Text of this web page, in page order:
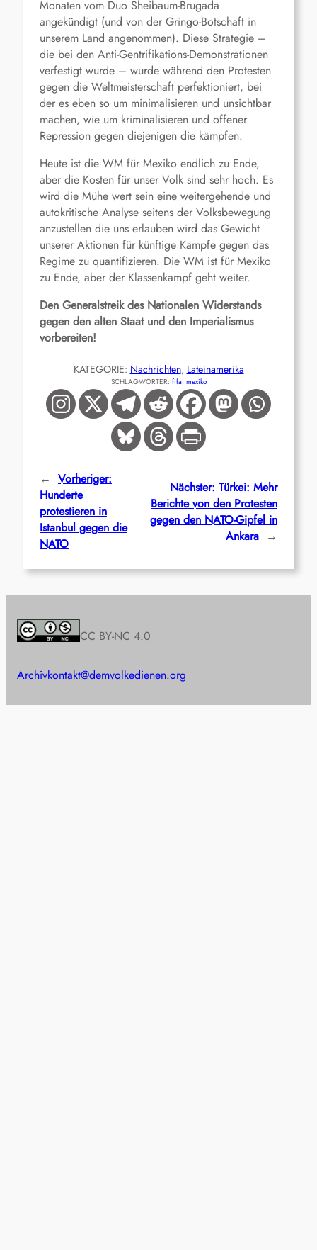
Monaten vom Duo Sheibaum-Brugada
angekündigt (und von der Gringo-Botschaft in
unserem Land angenommen). Diese Strategie –
die bei den Anti-Gentrifikations-Demonstrationen
verfestigt wurde – wurde während den Protesten
gegen die Weltmeisterschaft perfektioniert, bei
der es eben so um minimalisieren und unsichtbar
machen, wie um kriminalisieren und offener
Repression gegen diejenigen die kämpfen.
Heute ist die WM für Mexiko endlich zu Ende,
aber die Kosten für unser Volk sind sehr hoch. Es
wird die Mühe wert sein eine weitergehende und
autokritische Analyse seitens der Volksbewegung
anzustellen die uns erlauben wird das Gewicht
unserer Aktionen für künftige Kämpfe gegen das
Regime zu quantifizieren. Die WM ist für Mexiko
zu Ende, aber der Klassenkampf geht weiter.
Den Generalstreik des Nationalen Widerstands
gegen den alten Staat und den Imperialismus
vorbereiten!
KATEGORIE: Nachrichten, Lateinamerika
SCHLAGWÖRTER: fifa, mexiko
← Vorheriger:
Hunderte
protestieren in
Istanbul gegen die
NATO
Nächster: Türkei: Mehr
Berichte von den Protesten
gegen den NATO-Gipfel in
Ankara →
CC BY-NC 4.0
Archivkontakt@demvolkedienen.org